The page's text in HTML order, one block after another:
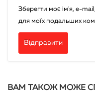
Зберегти моє ім'я, e-
для моїх подальших
ВАМ ТАКОЖ МОЖЕ